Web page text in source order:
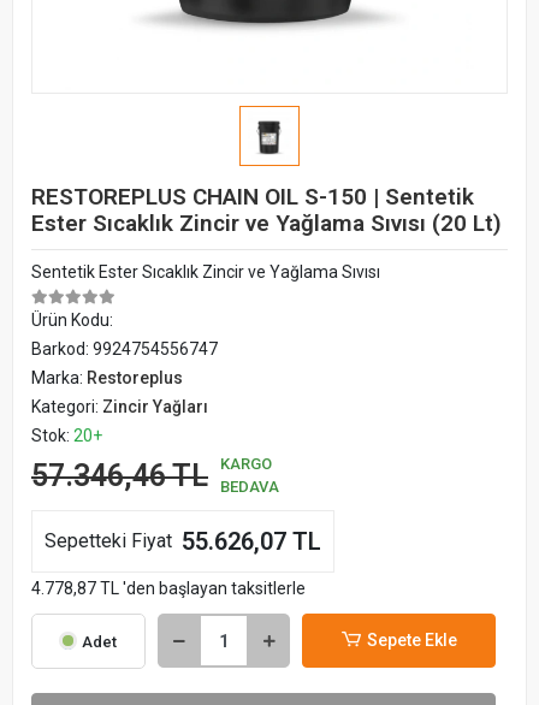
RESTOREPLUS CHAIN OIL S-150 | Sentetik
Ester Sıcaklık Zincir ve Yağlama Sıvısı (20 Lt)
Sentetik Ester Sıcaklık Zincir ve Yağlama Sıvısı
Ürün Kodu:
Barkod: 9924754556747
Marka: Restoreplus
Kategori: Zincir Yağları
Stok: 20+
57.346,46 TL
KARGO
BEDAVA
Sepetteki Fiyat 55.626,07 TL
4.778,87 TL 'den başlayan taksitlerle
Adet Sepete Ekle